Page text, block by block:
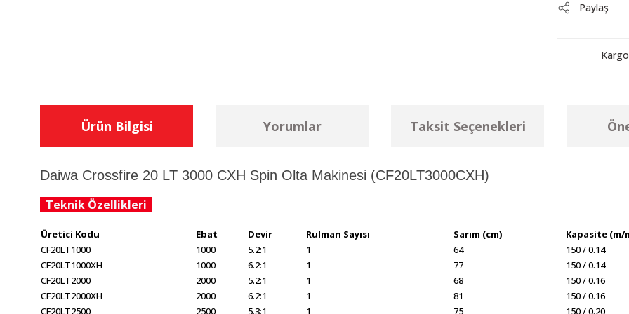
Paylaş
Ürün Bilgisi Yorumlar Taksit Seçenekleri
Daiwa Crossfire 20 LT 3000 CXH Spin Olta Makinesi (CF20LT3000CXH)
Teknik Özellikleri
Üretici Kodu Ebat Devir Rulman Sayısı Sarım (cm)
Kapasite (m/
CF20LT1000
1000 5.2:1 1 64
150 / 0.14
CF20LT1000XH
1000 6.2:1 1 77
150 / 0.14
CF20LT2000
2000 5.2:1 1 68
150 / 0.16
CF20LT2000XH
2000 6.2:1 1 81
150 / 0.16
CF20LT2500
2500 5.3:1 1 75 150 / 0.20